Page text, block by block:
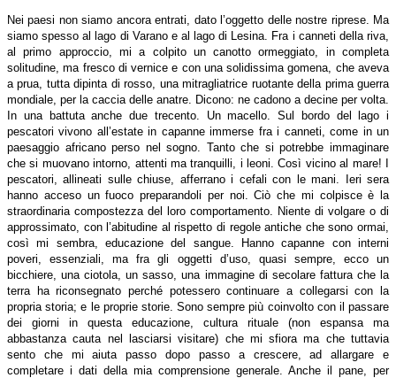
Nei paesi non siamo ancora entrati, dato l’oggetto delle nostre riprese. Ma
siamo spesso al lago di Varano e al lago di Lesina. Fra i canneti della riva,
al primo approccio, mi a colpito un canotto ormeggiato, in completa
solitudine, ma fresco di vernice e con una solidissima gomena, che aveva
a prua, tutta dipinta di rosso, una mitragliatrice ruotante della prima guerra
mondiale, per la caccia delle anatre. Dicono: ne cadono a decine per volta.
In una battuta anche due trecento. Un macello. Sul bordo del lago i
pescatori vivono all’estate in capanne immerse fra i canneti, come in un
paesaggio africano perso nel sogno. Tanto che si potrebbe immaginare
che si muovano intorno, attenti ma tranquilli, i leoni. Così vicino al mare! I
pescatori, allineati sulle chiuse, afferrano i cefali con le mani. Ieri sera
hanno acceso un fuoco preparandoli per noi. Ciò che mi colpisce è la
straordinaria compostezza del loro comportamento. Niente di volgare o di
approssimato, con l’abitudine al rispetto di regole antiche che sono ormai,
così mi sembra, educazione del sangue. Hanno capanne con interni
poveri, essenziali, ma fra gli oggetti d’uso, quasi sempre, ecco un
bicchiere, una ciotola, un sasso, una immagine di secolare fattura che la
terra ha riconsegnato perché potessero continuare a collegarsi con la
propria storia; e le proprie storie. Sono sempre più coinvolto con il passare
dei giorni in questa educazione, cultura rituale (non espansa ma
abbastanza cauta nel lasciarsi visitare) che mi sfiora ma che tuttavia
sento che mi aiuta passo dopo passo a crescere, ad allargare e
completare i dati della mia comprensione generale. Anche il pane, per